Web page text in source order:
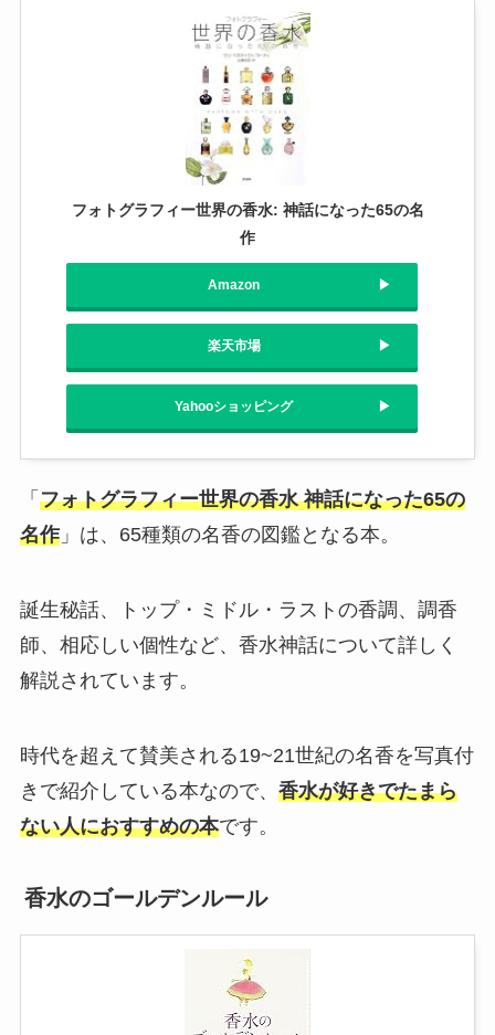
フォトグラフィー世界の香水: 神話になった65の名
作
Amazon
楽天市場
Yahooショッピング
「 フォトグラフィー世界の香水 神話になった65の
名作」は、65種類の名香の図鑑となる本。
誕生秘話、トップ・ミドル・ラストの香調、調香
師、相応しい個性など、香水神話について詳しく
解説されています。
時代を超えて賛美される19~21世紀の名香を写真付
きで紹介している本なので、 香水が好きでたまら
ない人におすすめの本です。
香水のゴールデンルール